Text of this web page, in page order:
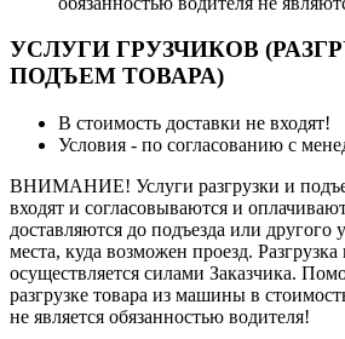
УСЛУГИ ГРУЗЧИКОВ
ПОДЪЕМ ТОВАРА)
В стоимость доставки не входят!
Условия - по согласованию с
ВНИМАНИЕ! Услуги разгрузки и
входят и согласовываются и
доставляются до подъезда или другого
места, куда возможен проезд.
осуществляется силами Заказчика.
разгрузке товара из машины в
не является обязанностью водителя!